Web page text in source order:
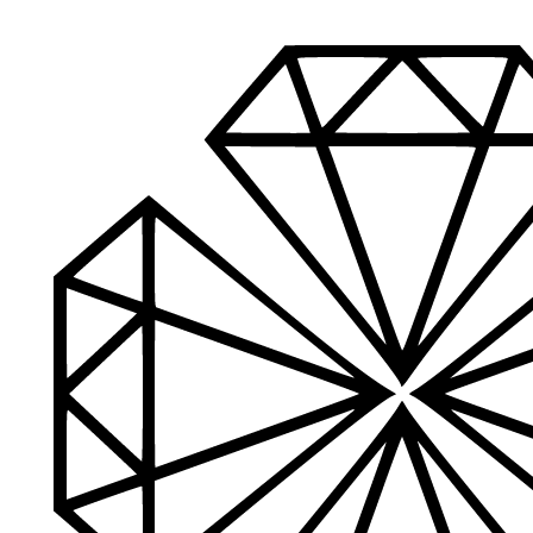
Jeigu turite klausimų ar iškilo problemų su užsakymu, mus
Aukštos kokybės produkcija
Mes siūlome tik aukščiausios kokybės produktus nagams,
Platus prekių katalogas
Turime daugiau nei 3000 produktų visiems Jūsų poreikiams
PDF katalogas